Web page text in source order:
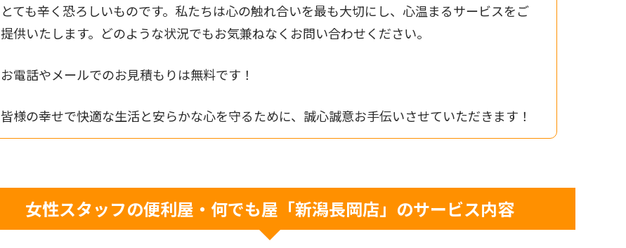
とても辛く恐ろしいものです。私たちは心の触れ合いを最も大切にし、心温まるサービスをご
提供いたします。どのような状況でもお気兼ねなくお問い合わせください。
お電話やメールでのお見積もりは無料です！
皆様の幸せで快適な生活と安らかな心を守るために、誠心誠意お手伝いさせていただきます！
女性スタッフの便利屋・何でも屋「新潟長岡店」のサービス内容